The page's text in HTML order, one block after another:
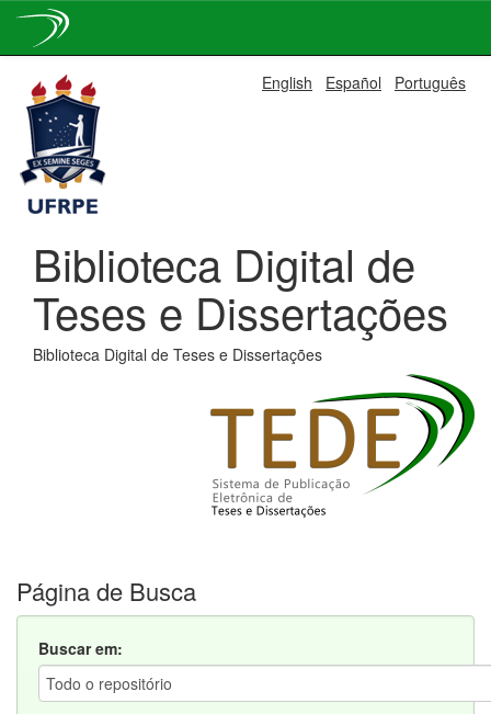
navigation
English Español Português
Biblioteca Digital de
Teses e Dissertações
Biblioteca Digital de Teses e Dissertações
Página de Busca
Buscar em: